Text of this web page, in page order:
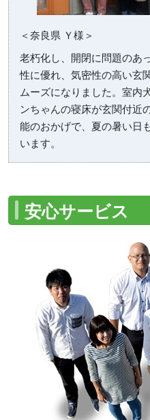
＜奈良県 Ｙ様＞
老朽化し、開閉に問題のあ
性に優れ、気密性の高い玄
ムーズになりました。室内
ンちゃんの寝床が玄関付近
能のおかげで、夏の暑い日
います。
安心サービス